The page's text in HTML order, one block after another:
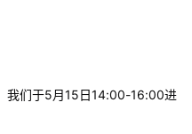
我们于5月15日14:00-16:00进